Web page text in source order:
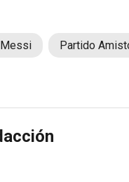
Partido